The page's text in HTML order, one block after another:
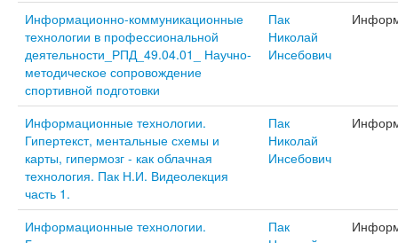
Информационно-коммуникационные
технологии в профессиональной
деятельности_РПД_49.04.01_ Научно-
методическое сопровождение
спортивной подготовки
Пак
Николай
Инсебович
Информационные технологии.
Гипертекст, ментальные схемы и
карты, гипермозг - как облачная
технология. Пак Н.И. Видеолекция
часть 1.
Пак
Николай
Инсебович
Информационные технологии.
Пак